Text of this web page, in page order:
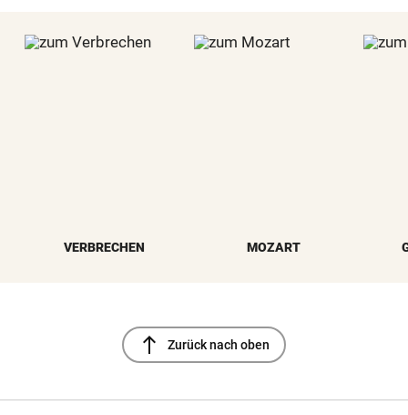
VERBRECHEN MOZART
north Zurück nach oben